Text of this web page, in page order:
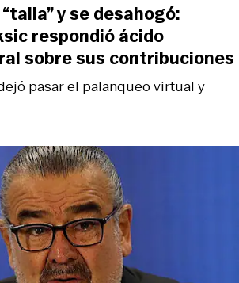
pasar el palanqueo virtual y
y se desahogó:
respondió ácido
sobre sus contribuciones